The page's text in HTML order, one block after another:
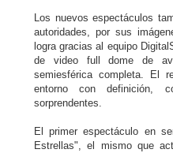
Los nuevos espectáculos
autoridades, por sus
logra gracias al equipo
de video full dome de
semiesférica completa. El
entorno con definición,
sorprendentes.
El primer espectáculo en
Estrellas", el mismo que